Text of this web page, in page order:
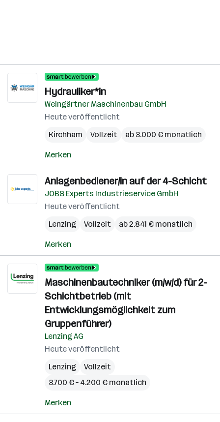
Hydrauliker*in
Weingärtner Maschinenbau GmbH
Heute veröffentlicht
Kirchham
Vollzeit ab 3.000 € monatlich
Merken
Anlagenbediener/in auf der 4-Schicht
JOBS Experts Industrieservice GmbH
Heute veröffentlicht
Lenzing
Vollzeit ab 2.841 € monatlich
Merken
Maschinenbautechniker (m/w/d) für 2-
Schichtbetrieb (mit
Entwicklungsmöglichkeit zum
Gruppenführer)
Lenzing AG
Heute veröffentlicht
Lenzing
Vollzeit
3.700 € – 4.200 € monatlich
Merken